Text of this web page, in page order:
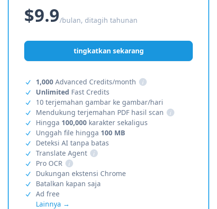
$9.9/bulan, ditagih tahunan
tingkatkan sekarang
1,000 Advanced Credits/month
i
Unlimited Fast Credits
10 terjemahan gambar ke gambar/hari
Mendukung terjemahan PDF hasil scan
i
Hingga 100,000 karakter sekaligus
Unggah file hingga 100 MB
Deteksi AI tanpa batas
Translate Agent
i
Pro OCR
i
Dukungan ekstensi Chrome
Batalkan kapan saja
Ad free
Lainnya →